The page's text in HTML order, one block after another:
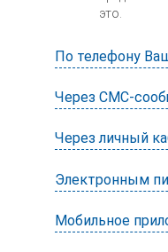
это.
По телефону
Через СМС-
Через личный
Электронным
Мобильное